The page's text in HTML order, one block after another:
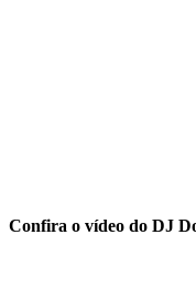
Confira o vídeo do DJ